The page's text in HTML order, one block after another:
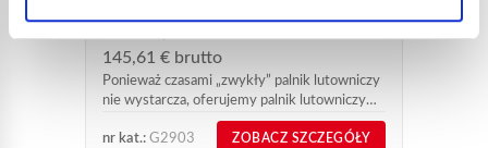
145,61 € brutto
Ponieważ czasami „zwykły” palnik lutowniczy
nie wystarcza, oferujemy palnik lutowniczy
Oxy’Star nr ref. G2903. Zawartość: 1
Regulowany palnik z 1 dyszą nawierconą do
nr kat.: G2903 ZOBACZ SZCZEGÓŁY